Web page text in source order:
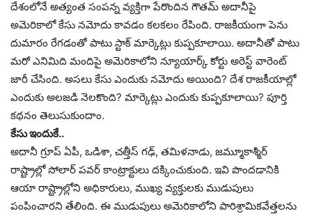
దేశంలోనే అత్యంత సంపన్న వ్యక్తిగా పేరొందిన గౌతమ్ అదానీపై
అమెరికాలో కేసు నమోదు కావడం కలకలం రేపింది. రాజకీయంగా పెను
దుమారం రేగడంతో పాటు స్టాక్ మార్కెట్లు కుప్పకూలాయి. అదానీతో పాటు
మరో ఎనిమిది మందిపై అమెరికాలోని న్యూయార్క్ కోర్టు అరెస్ట్ వారెంట్
జారీ చేసింది. అసలు కేసు ఎందుకు నమోదు అయింది? దేశ రాజకీయాల్లో
ఎందుకు అలజడి నెలకొంది? మార్కెట్లు ఎందుకు కుప్పకూలాయి? పూర్తి
కథనం తెలుసుకుందాం.
కేసు ఇందుకే..
అదానీ గ్రూప్ ఏపీ, ఒడిశా, చత్తీస్ గఢ్, తమిళనాడు, జమ్మూకాశ్మీర్
రాష్ట్రాల్లో సోలార్ పవర్ కాంట్రాక్టులు దక్కించుకుంది. ఇవి పొందడానికి
ఆయా రాష్ట్రాల్లోని అధికారులు, ముఖ్య వ్యక్తులకు ముడుపులు
పంపించారని తేలింది. ఈ ముడుపులు అమెరికాలోని పారిశ్రామికవేత్తలను